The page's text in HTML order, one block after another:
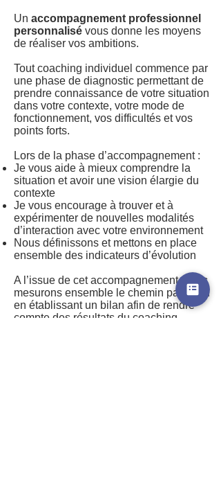
Un accompagnement professionnel
personnalisé vous donne les moyens
de réaliser vos ambitions.
Tout coaching individuel commence par
une phase de diagnostic permettant de
prendre connaissance de votre situation
dans votre contexte, votre mode de
fonctionnement, vos difficultés et vos
points forts.
Lors de la phase d’accompagnement :
Je vous aide à mieux comprendre la
situation et avoir une vision élargie du
contexte
Je vous encourage à trouver et à
expérimenter de nouvelles modalités
d’interaction avec votre environnement
Nous définissons et mettons en place
ensemble des indicateurs d’évolution
A l’issue de cet accompagnement, nous
mesurons ensemble le chemin parcouru
en établissant un bilan afin de rendre
compte des résultats du coaching.